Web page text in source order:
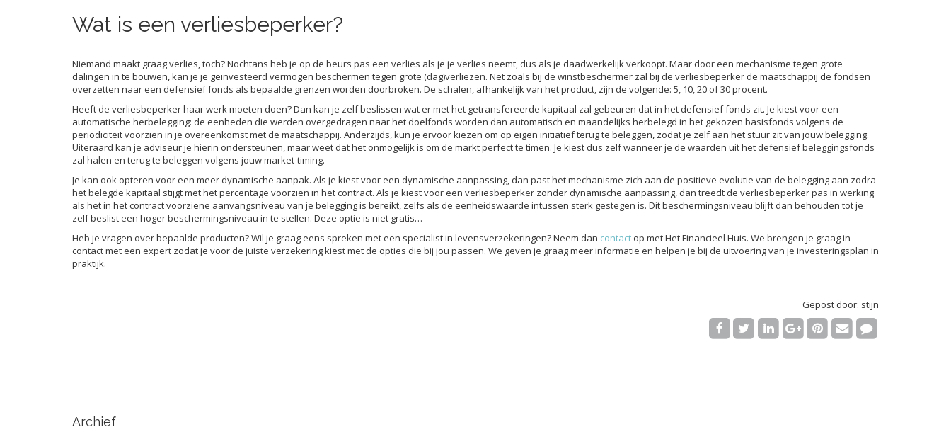
Wat is een verliesbeperker?
Niemand maakt graag verlies, toch? Nochtans heb je op de beurs pas een verlies als je je verlies neemt, dus als je daadwerkelijk verkoopt. Maar door een mechanisme tegen grote
dalingen in te bouwen, kan je je geïnvesteerd vermogen beschermen tegen grote (dag)verliezen. Net zoals bij de winstbeschermer zal bij de verliesbeperker de maatschappij de fondsen
overzetten naar een defensief fonds als bepaalde grenzen worden doorbroken. De schalen, afhankelijk van het product, zijn de volgende: 5, 10, 20 of 30 procent.
Heeft de verliesbeperker haar werk moeten doen? Dan kan je zelf beslissen wat er met het getransfereerde kapitaal zal gebeuren dat in het defensief fonds zit. Je kiest voor een
automatische herbelegging: de eenheden die werden overgedragen naar het doelfonds worden dan automatisch en maandelijks herbelegd in het gekozen basisfonds volgens de
periodiciteit voorzien in je overeenkomst met de maatschappij. Anderzijds, kun je ervoor kiezen om op eigen initiatief terug te beleggen, zodat je zelf aan het stuur zit van jouw belegging.
Uiteraard kan je adviseur je hierin ondersteunen, maar weet dat het onmogelijk is om de markt perfect te timen. Je kiest dus zelf wanneer je de waarden uit het defensief beleggingsfonds
zal halen en terug te beleggen volgens jouw market-timing.
Je kan ook opteren voor een meer dynamische aanpak. Als je kiest voor een dynamische aanpassing, dan past het mechanisme zich aan de positieve evolutie van de belegging aan zodra
het belegde kapitaal stijgt met het percentage voorzien in het contract. Als je kiest voor een verliesbeperker zonder dynamische aanpassing, dan treedt de verliesbeperker pas in werking
als het in het contract voorziene aanvangsniveau van je belegging is bereikt, zelfs als de eenheidswaarde intussen sterk gestegen is. Dit beschermingsniveau blijft dan behouden tot je
zelf beslist een hoger beschermingsniveau in te stellen. Deze optie is niet gratis…
Heb je vragen over bepaalde producten? Wil je graag eens spreken met een specialist in levensverzekeringen? Neem dan contact op met Het Financieel Huis. We brengen je graag in
contact met een expert zodat je voor de juiste verzekering kiest met de opties die bij jou passen. We geven je graag meer informatie en helpen je bij de uitvoering van je investeringsplan in
praktijk.
Gepost door: stijn
Archief